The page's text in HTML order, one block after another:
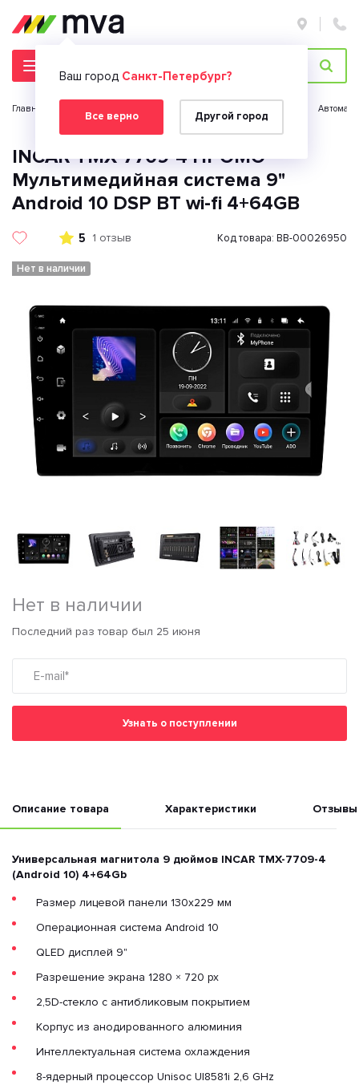
Ваш город Санкт-Петербург?
Все верно Другой город
Главная страница
INCAR TMX-7709-4 ПРОМО
Мультимедийная система 9"
Android 10 DSP BT wi-fi 4+64GB
5 1 отзыв Код товара: BB-00026950
Нет в наличии
Нет в наличии
Последний раз товар был 25 июня
Узнать о поступлении
Описание товара Характеристики Отзывы
Универсальная магнитола 9 дюймов INCAR TMX-7709-4
(Android 10) 4+64Gb
Размер лицевой панели 130х229 мм
Операционная система Android 10
QLED дисплей 9"
Разрешение экрана 1280 × 720 px
2,5D-стекло с антибликовым покрытием
Корпус из анодированного алюминия
Интеллектуальная система охлаждения
8-ядерный процессор Unisoc UI8581i 2,6 GHz